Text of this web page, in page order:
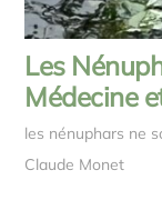
Les
Médecine
les nénuphars ne
Claude Monet